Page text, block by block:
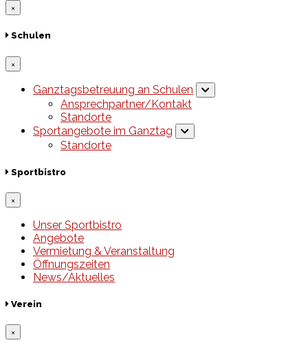
×
Schulen
×
Ganztagsbetreuung an Schulen
Ansprechpartner/Kontakt
Standorte
Sportangebote im Ganztag
Standorte
Sportbistro
×
Unser Sportbistro
Angebote
Vermietung & Veranstaltung
Öffnungszeiten
News/Aktuelles
Verein
×